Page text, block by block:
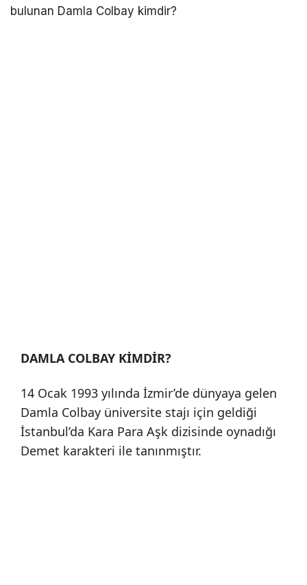
bulunan Damla Colbay kimdir?
DAMLA COLBAY KİMDİR?
14 Ocak 1993 yılında İzmir’de dünyaya gelen
Damla Colbay üniversite stajı için geldiği
İstanbul’da Kara Para Aşk dizisinde oynadığı
Demet karakteri ile tanınmıştır.